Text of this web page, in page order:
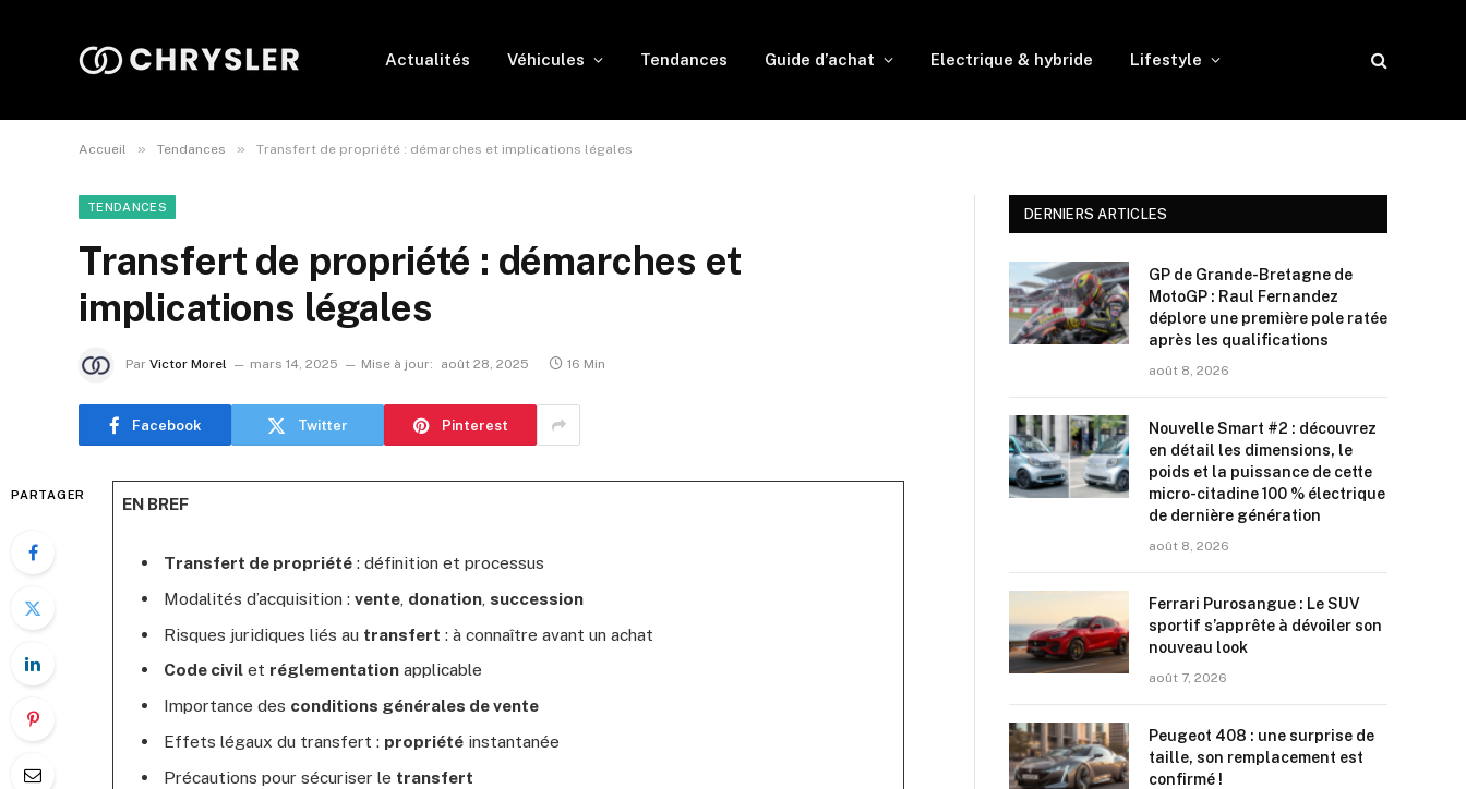
Actualités Véhicules Tendances Guide d’achat Electrique & hybride Lifestyle
Accueil » Tendances » Transfert de propriété : démarches et implications légales
TENDANCES
Transfert de propriété : démarches et
implications légales
Par Victor Morel mars 14, 2025 Mise à jour: août 28, 2025 16 Min
Facebook Twitter Pinterest
PARTAGER EN BREF
Transfert de propriété: définition et processus
Modalités d’acquisition : vente, donation, succession
Risques juridiques liés au transfert : à connaître avant un achat
Code civilet réglementationapplicable
Importance des conditions générales de vente
Effets légaux du transfert : propriétéinstantanée
Précautions pour sécuriser le transfert
DERNIERS ARTICLES
GP de Grande-Bretagne de
MotoGP : Raul Fernandez
déplore une première pole ratée
après les qualifications
août 8, 2026
Nouvelle Smart #2 : découvrez
en détail les dimensions, le
poids et la puissance de cette
micro-citadine 100 % électrique
de dernière génération
août 8, 2026
Ferrari Purosangue : Le SUV
sportif s’apprête à dévoiler son
nouveau look
août 7, 2026
Peugeot 408 : une surprise de
taille, son remplacement est
confirmé !